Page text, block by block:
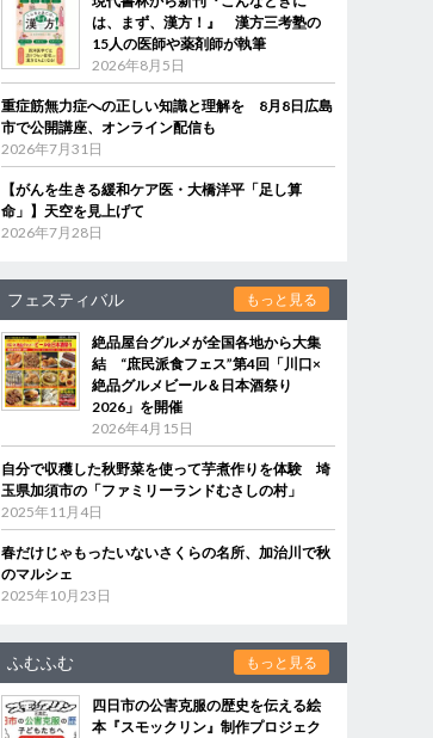
は、まず、漢方！』 漢方三考塾の
15人の医師や薬剤師が執筆
2026年8月5日
重症筋無力症への正しい知識と理解を 8月8日広島
市で公開講座、オンライン配信も
2026年7月31日
【がんを生きる緩和ケア医・大橋洋平「足し算
命」】天空を見上げて
2026年7月28日
フェスティバル もっと見る
絶品屋台グルメが全国各地から大集
結 “庶民派食フェス”第4回「川口×
絶品グルメビール＆日本酒祭り
2026」を開催
2026年4月15日
自分で収穫した秋野菜を使って芋煮作りを体験 埼
玉県加須市の「ファミリーランドむさしの村」
2025年11月4日
春だけじゃもったいないさくらの名所、加治川で秋
のマルシェ
2025年10月23日
ふむふむ もっと見る
四日市の公害克服の歴史を伝える絵
本『スモックリン』制作プロジェク